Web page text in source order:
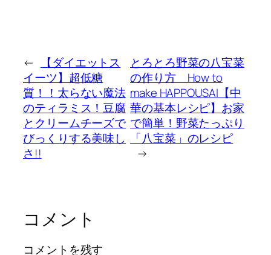
←
【ダイエットス
イーツ】超低糖
質！！太らない魔法
のティラミス！豆腐
とクリームチーズで
びっくりする美味し
さ!!
とろとろ野菜の八宝菜
の作り方 How to
make HAPPOUSAI【中
華の基本レシピ】お家
で簡単！野菜たっぷり
「八宝菜」のレシピ
→
コメント
コメントを残す